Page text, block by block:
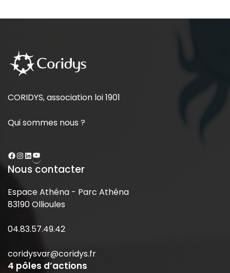
CORIDYS, association loi 1901
Qui sommes nous ?
Nous contacter
Espace Athéna - Parc Athéna
83190 Ollioules
04.83.57.49.42
coridysvar@coridys.fr
4 pôles d’actions